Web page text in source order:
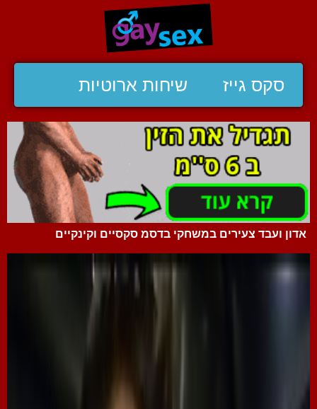
סקס גייז שיחות ארוטיות
אדון ועבד צעירים במשחקי בדסמ סקסיים וקינקיים